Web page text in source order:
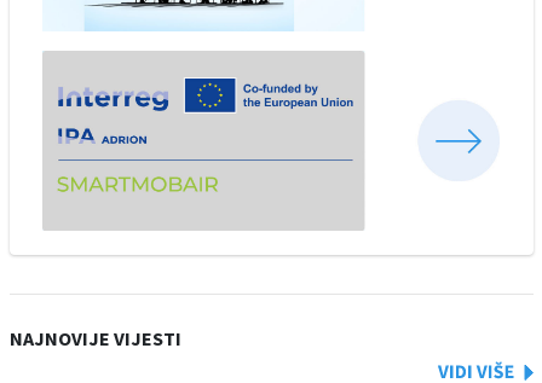
NAJNOVIJE VIJESTI